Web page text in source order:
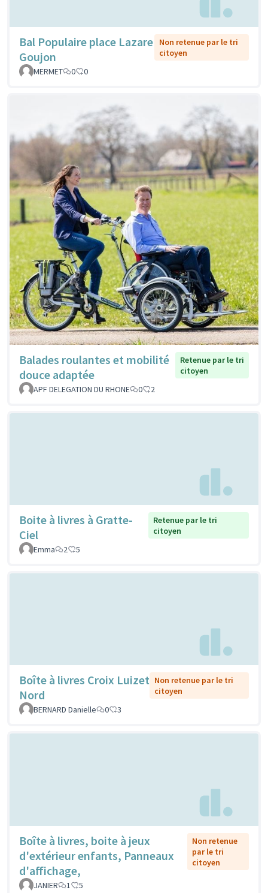
Bal Populaire place Lazare
Goujon
Non retenue par le tri
citoyen
MERMET
0 0
Balades roulantes et mobilité
douce adaptée
Retenue par le tri
citoyen
APF DELEGATION DU RHONE
0 2
Boite à livres à Gratte-
Ciel
Retenue par le tri
citoyen
Emma
2 5
Boîte à livres Croix Luizet
Nord
Non retenue par le tri
citoyen
BERNARD Danielle
0 3
Boîte à livres, boite à jeux
d'extérieur enfants, Panneaux
d'affichage,
Non retenue
par le tri
citoyen
JANIER 1 5